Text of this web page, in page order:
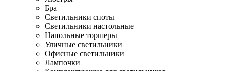
Бра
Светильники споты
Светильники настольные
Напольные торшеры
Уличные светильники
Офисные светильники
Лампочки